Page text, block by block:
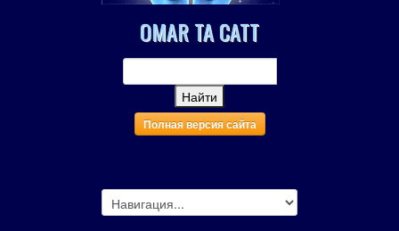
OMAR TA CATT
Полная версия сайта